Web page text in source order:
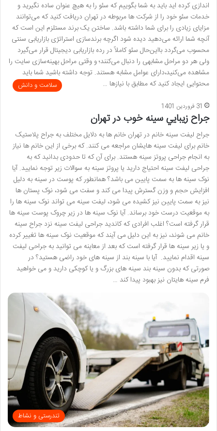
اندازی کرده اید باید به شما بگوییم که سئو را به هیچ عنوان ساده نگیرید و
خدمات سئو خود را از شرکت ها مربوطه در تهران دریافت کنید که می‌توانند
مزایای زیادی را برای شما داشته باشد. ساختن یک برند مستلزم این است که
آنچه شما ارائه می‌دهید دیده شود اگرچه برندسازی استراتژی بازاریابی سنتی
محسوب می‌گردد بااین‌حال سئو کاملاً در رده بازاریابی دیجیتال قرار می‌گیرد
ولی هر دو مراحل مشابهی را دنبال می‌کنند؛ و وقتی مراحل بهینه‌سازی سایت را
مشاهده می‌کنید،دارای عوامل مشابه هستند. توجه داشته باشید شما باید
محتوایی ایجاد کنید که مطابق با نیازها …
سلامت و دانش
31 فروردین 1401
جراح زيبايي سينه خوب در تهران
جراح لیفت سینه خانم در تهران خانم ها به دلایل مختلف به جراح پلاستیک
خانم برای لیفت سینه هایشان مراجعه می کنند. که برخی از این خانم ها نیاز
به انجام جراحی پروتز سینه هستند. برای آن که تا حدودی بدانید که به
جراحی لیفت سینه احتیاج دارید یا پروتز سینه به سوالات زیر توجه نمایید. آیا
نوک سینه ها به سمت پایین می باشد؟ همانطور که پوست در سینه به دلیل
افزایش حجم و وزن گسترش پیدا می کند و سفت می شود، نوک پستان ها
نیز به سمت پایین نیز کشیده می شود، لیفت سینه می تواند نوک سینه ها را
به موقعیت درست خود برساند. آیا نوک سینه ها در زیر چروک پوست سینه ها
قرار گرفته است؟ اغلب افرادی که کاندید جراحی لیفت سینه نزد جراح سینه
خانم می شوند، نیز به این دلیل می آیند که موقعیت نوک سینه ها تغییر کرده
و یا زیر سینه ها قرار گرفته است که بعد از معاینه می توانید به جراحی لیفت
سینه اقدام نمایید. آیا با سینه بند از سینه های خود راضی هستید؟ در
صورتی که بدون سینه بند سینه های بزرگ و یا کوچکی دارید و می خواهید
فرم سینه هایتان نیز بهبود پیدا کند …
تندرستی و نشاط